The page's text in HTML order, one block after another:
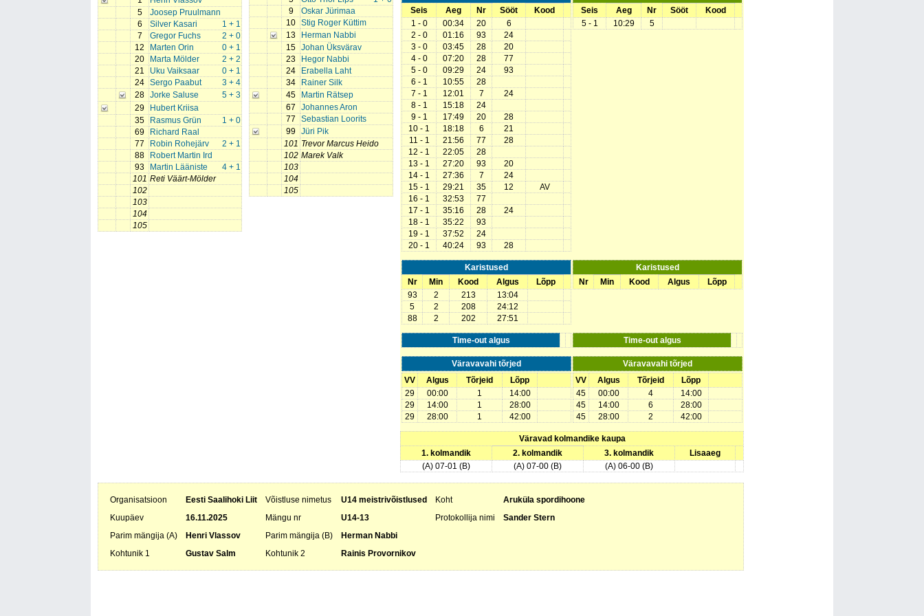
5
Joosep Pruulmann
6
1 + 1
Silver Kasari
7
2 + 0
Gregor Fuchs
12
0 + 1
Marten Orin
20
2 + 2
Marta Mölder
21
0 + 1
Uku Vaiksaar
24
3 + 4
Sergo Paabut
28
5 + 3
Jorke Saluse
29
Hubert Kriisa
35
1 + 0
Rasmus Grün
69
Richard Raal
77
2 + 1
Robin Rohejärv
88
Robert Martin Ird
93
4 + 1
Martin Lääniste
101 Reti Väärt-Mölder
102
103
104
105
9
Oskar Jürimaa
10 Stig Roger Küttim
13
Herman Nabbi
15 Johan Üksvärav
23
Hegor Nabbi
24
Erabella Laht
34
Rainer Silk
45
Martin Rätsep
67
Johannes Aron
77
Sebastian Loorits
99 Jüri Pik
101 Trevor Marcus Heido
102 Marek Valk
103
104
105
Seis
Aeg Nr Sööt
Kood
1 - 0
00:34 20
6
2 - 0
01:16 93
24
3 - 0
03:45 28
20
4 - 0
07:20 28
77
5 - 0
09:29 24
93
6 - 1
10:55
28
7 - 1
12:01 7
24
8 - 1
15:18
24
9 - 1
17:49 20
28
10 - 1
18:18 6
21
11 - 1
21:56 77
28
12 - 1
22:05
28
13 - 1
27:20 93
20
14 - 1
27:36 7
24
15 - 1
29:21 35 12
AV
16 - 1
32:53
77
17 - 1
35:16 28
24
18 - 1
35:22
93
19 - 1
37:52
24
20 - 1
40:24 93 28
Seis
Aeg Nr Sööt
Kood
5 - 1
10:29 5
Karistused
Nr
Min Kood Algus
Lõpp
93
2 213
13:04
5
2 208
24:12
88
2 202 27:51
Karistused
Nr
Min Kood Algus Lõpp
Time-out algus Time-out algus
Väravavahi tõrjed
Väravavahi tõrjed
VV
Algus Tõrjeid
Lõpp
29
00:00 1
14:00
29
14:00 1
28:00
29
28:00 1 42:00
VV Algus Tõrjeid
Lõpp
45
00:00 4
14:00
45
14:00 6
28:00
45
28:00 2 42:00
Väravad kolmandike kaupa
1. kolmandik
2. kolmandik 3. kolmandik
Lisaaeg
(A) 07-01 (B)
(A) 07-00 (B) (A) 06-00 (B)
Organisatsioon Eesti Saalihoki Liit Võistluse nimetus U14 meistrivõistlused Koht
Aruküla spordihoone
Kuupäev
16.11.2025 Mängu nr U14-13 Protokollija nimi
Sander Stern
Parim mängija (A)
Henri Vlassov Parim mängija (B)
Herman Nabbi
Kohtunik 1
Gustav Salm Kohtunik 2 Rainis Provornikov